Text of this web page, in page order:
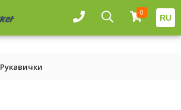
0
RU
Рукавички